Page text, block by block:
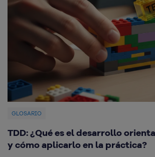
GLOSARIO
TDD: ¿Qué es el desarrollo
y cómo aplicarlo en la práctica?